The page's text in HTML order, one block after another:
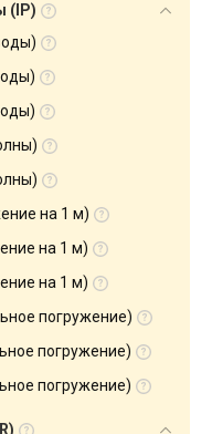
(IP)
на 1 м)
на 1 м)
на 1 м)
погружение)
погружение)
погружение)